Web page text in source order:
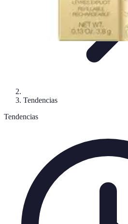
Tendencias
Tendencias